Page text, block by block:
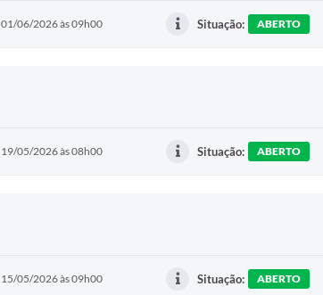
01/06/2026 às 09h00 Situação: ABERTO
19/05/2026 às 08h00 Situação: ABERTO
15/05/2026 às 09h00 Situação: ABERTO